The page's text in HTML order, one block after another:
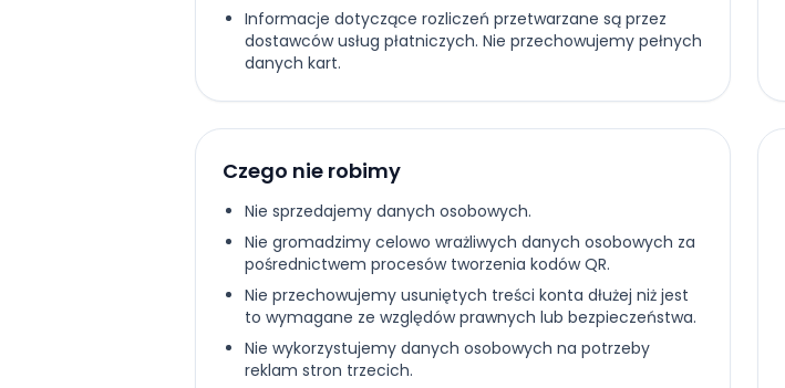
Informacje dotyczące rozliczeń przetwarzane są przez
dostawców usług płatniczych. Nie przechowujemy pełnych
danych kart.
Czego nie robimy
Nie sprzedajemy danych osobowych.
Nie gromadzimy celowo wrażliwych danych osobowych za
pośrednictwem procesów tworzenia kodów QR.
Nie przechowujemy usuniętych treści konta dłużej niż jest
to wymagane ze względów prawnych lub bezpieczeństwa.
Nie wykorzystujemy danych osobowych na potrzeby
reklam stron trzecich.